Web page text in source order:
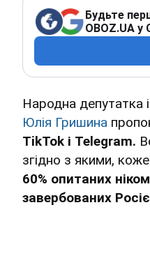
Будьте
OBOZ.UA у
Народна депутатка
Юлія Гришина
TikTok і Telegram.
згідно з якими,
60% опитаних
завербованих